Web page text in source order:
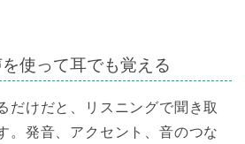
使って耳でも覚える
だけだと、リスニングで聞き取
。発音、アクセント、音のつな